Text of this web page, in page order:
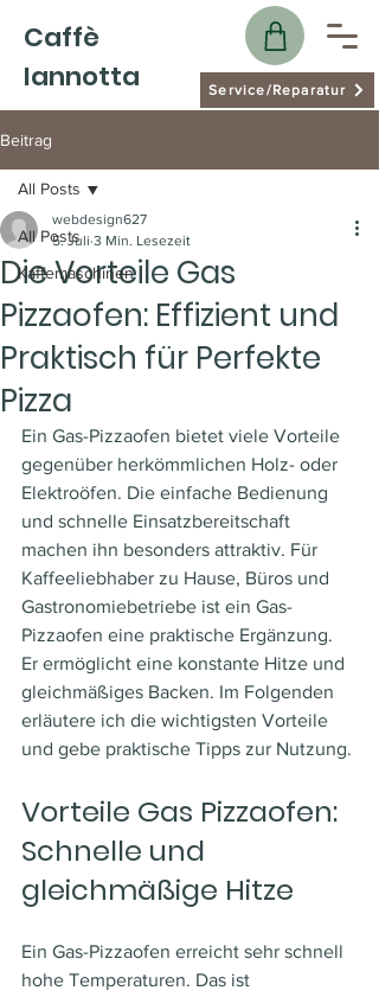
Caffè
Iannotta
Service/Reparatur
Beitrag
All Posts
Kaffemaschinen
All Posts
Die Vorteile Gas
Pizzaofen: Effizient und
Praktisch für Perfekte
Pizza
webdesign627
5. Juli 3 Min. Lesezeit
Ein Gas-Pizzaofen bietet viele Vorteile
gegenüber herkömmlichen Holz- oder
Elektroöfen. Die einfache Bedienung
und schnelle Einsatzbereitschaft
machen ihn besonders attraktiv. Für
Kaffeeliebhaber zu Hause, Büros und
Gastronomiebetriebe ist ein Gas-
Pizzaofen eine praktische Ergänzung.
Er ermöglicht eine konstante Hitze und
gleichmäßiges Backen. Im Folgenden
erläutere ich die wichtigsten Vorteile
und gebe praktische Tipps zur Nutzung.
Vorteile Gas Pizzaofen:
Schnelle und
gleichmäßige Hitze
Ein Gas-Pizzaofen erreicht sehr schnell
hohe Temperaturen. Das ist